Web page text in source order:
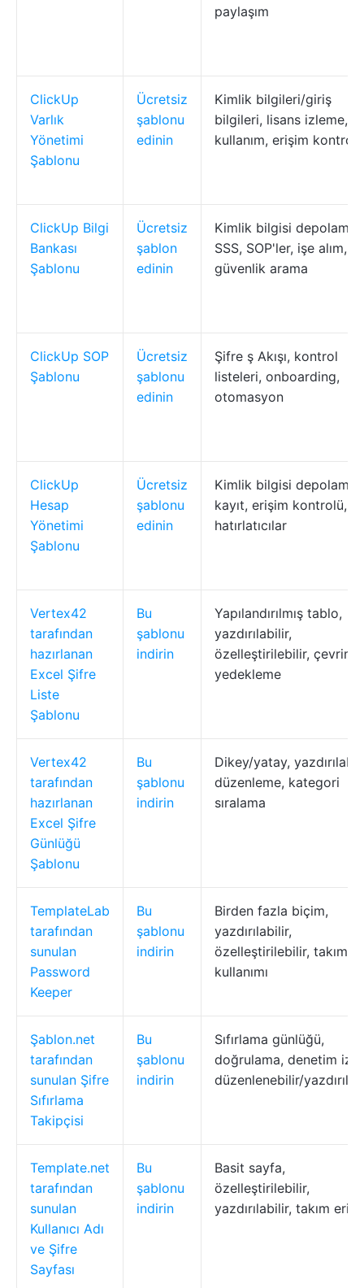
paylaşım
ClickUp
Varlık
Yönetimi
Şablonu
Ücretsiz
şablonu
edinin
Kimlik bilgileri/giriş
bilgileri, lisans izleme,
kullanım, erişim kontrolü
ClickUp Bilgi
Bankası
Şablonu
Ücretsiz
şablon
edinin
Kimlik bilgisi depolama,
SSS, SOP'ler, işe alım,
güvenlik arama
ClickUp SOP
Şablonu
Ücretsiz
şablonu
edinin
Şifre ş Akışı, kontrol
listeleri, onboarding,
otomasyon
ClickUp
Hesap
Yönetimi
Şablonu
Ücretsiz
şablonu
edinin
Kimlik bilgisi depolama,
kayıt, erişim kontrolü,
hatırlatıcılar
Vertex42
tarafından
hazırlanan
Excel Şifre
Liste
Şablonu
Bu
şablonu
indirin
Yapılandırılmış tablo,
yazdırılabilir,
özelleştirilebilir,
yedekleme
Vertex42
tarafından
hazırlanan
Excel Şifre
Günlüğü
Şablonu
Bu
şablonu
indirin
Dikey/yatay,
düzenleme, kategori
sıralama
TemplateLab
tarafından
sunulan
Password
Keeper
Bu
şablonu
indirin
Birden fazla biçim,
yazdırılabilir,
özelleştirilebilir, takım/
kullanımı
Şablon.net
tarafından
sunulan Şifre
Sıfırlama
Takipçisi
Bu
şablonu
indirin
Sıfırlama günlüğü,
doğrulama, denetim izi,
düzenlenebilir/
Template.net
tarafından
sunulan
Kullanıcı Adı
ve Şifre
Sayfası
Bu
şablonu
indirin
Basit sayfa,
özelleştirilebilir,
yazdırılabilir, takım